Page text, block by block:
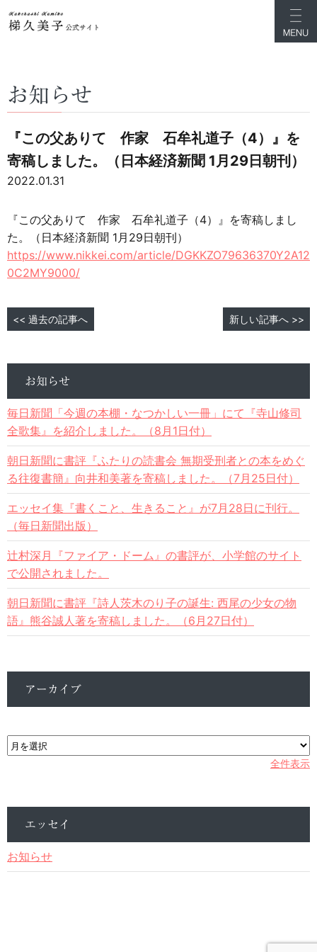
お知らせ
『この父ありて 作家 石牟礼道子（4）』を
寄稿しました。（日本経済新聞 1月29日朝刊）
2022.01.31
『この父ありて 作家 石牟礼道子（4）』を寄稿しまし
た。（日本経済新聞 1月29日朝刊）
https://www.nikkei.com/article/DGKKZO79636370Y2A12
0C2MY9000/
<< 過去の記事へ 新しい記事へ >>
お知らせ
毎日新聞「今週の本棚・なつかしい一冊」にて『寺山修司
全歌集』を紹介しました。（8月1日付）
朝日新聞に書評『ふたりの読書会 無期受刑者との本をめぐ
る往復書簡』向井和美著を寄稿しました。（7月25日付）
エッセイ集『書くこと、生きること』が7月28日に刊行。
（毎日新聞出版）
辻村深月『ファイア・ドーム』の書評が、小学館のサイト
で公開されました。
朝日新聞に書評『詩人茨木のり子の誕生: 西尾の少女の物
語』熊谷誠人著を寄稿しました。（6月27日付）
アーカイブ
ー
カ
全件表示
エッセイ
お知らせ